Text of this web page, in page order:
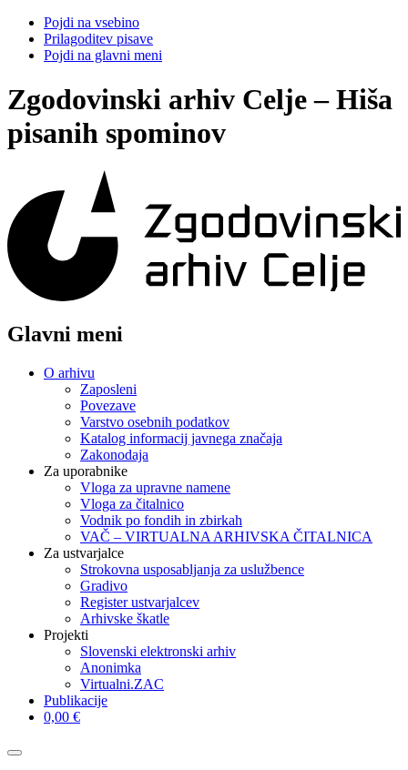
Pojdi na vsebino
Prilagoditev pisave
Pojdi na glavni meni
Zgodovinski arhiv Celje – Hiša
pisanih spominov
Glavni meni
O arhivu
Zaposleni
Povezave
Varstvo osebnih podatkov
Katalog informacij javnega značaja
Zakonodaja
Za uporabnike
Vloga za upravne namene
Vloga za čitalnico
Vodnik po fondih in zbirkah
VAČ – VIRTUALNA ARHIVSKA ČITALNICA
Za ustvarjalce
Strokovna usposabljanja za uslužbence
Gradivo
Register ustvarjalcev
Arhivske škatle
Projekti
Slovenski elektronski arhiv
Anonimka
Virtualni.ZAC
Publikacije
0,00 €